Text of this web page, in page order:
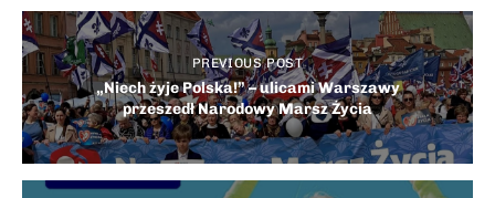
PREVIOUS POST
„Niech żyje Polska!” – ulicami Warszawy
przeszedł Narodowy Marsz Życia